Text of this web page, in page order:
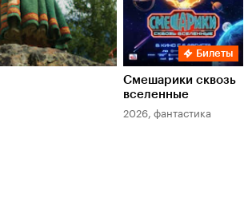
Билеты
Смешарики сквозь
вселенные
2026, фантастика